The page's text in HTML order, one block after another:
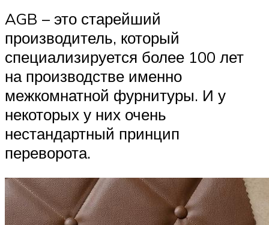
AGB – это старейший
производитель, который
специализируется более 100 лет
на производстве именно
межкомнатной фурнитуры. И у
некоторых у них очень
нестандартный принцип
переворота.